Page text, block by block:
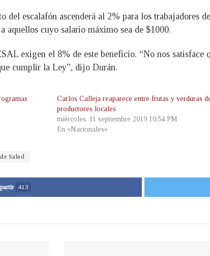
escalafón ascenderá al 2% para los trabajadores
aquellos cuyo salario máximo sea de $1000.
exigen el 8% de este beneficio. “No nos
cumplir la Ley”, dijo Durán.
Carlos Calleja reaparece entre frutas y verduras
productores locales
miércoles, 11 septiembre 2019 10:54 PM
En «Nacionales»
Salud
413